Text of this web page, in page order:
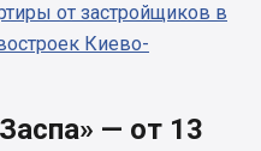
от застройщиков в
Киево-
— от 13